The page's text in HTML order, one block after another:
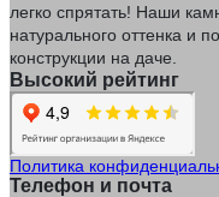
легко спрятать! Наши
натурального оттенка и
конструкции на даче.
Высокий рейтинг
Политика
Телефон и почта